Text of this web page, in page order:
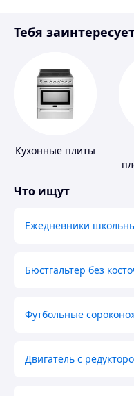
Спорт и отдых
Тебя
Кухонные плиты
Что ищут
Ежедневники
Бюстгальтер без
Футбольные
Двигатель с